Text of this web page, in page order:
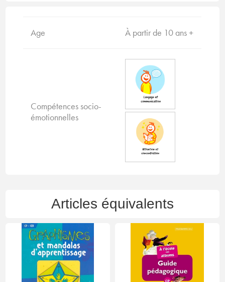
Age À partir de 10 ans +
Compétences socio-
émotionnelles
Articles équivalents